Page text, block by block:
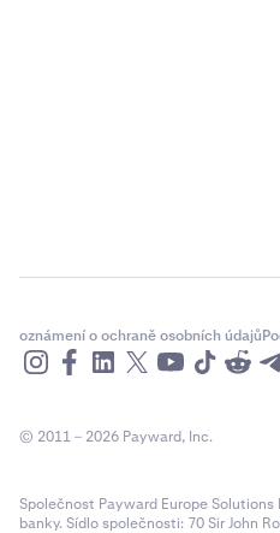
oznámení o ochraně osobních údajů
© 2011 – 2026 Payward, Inc.
Společnost Payward Europe
banky. Sídlo společnosti: 70 Sir John